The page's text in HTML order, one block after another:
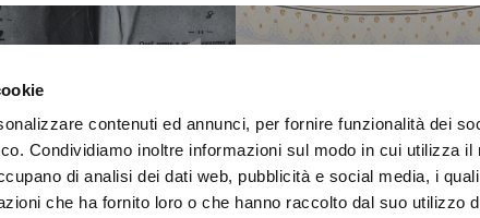
contenuti ed annunci, per fornire funzionalità dei
Condividiamo inoltre informazioni sul modo in cui utilizza il
di analisi dei dati web, pubblicità e social media, i
che ha fornito loro o che hanno raccolto dal suo utilizzo